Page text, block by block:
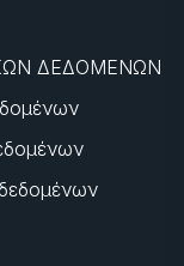
ΔΕΔΟΜΕΝΩΝ